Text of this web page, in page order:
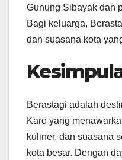
Gunung Sibayak dan
Bagi keluarga,
dan suasana kota
Berastagi adalah
Karo yang
kuliner, dan suasana
kota besar. Dengan